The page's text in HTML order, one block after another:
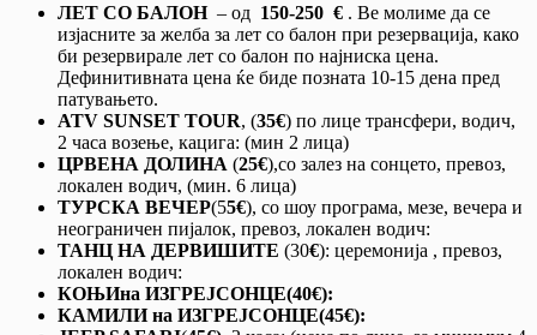
ЛЕТ СО БАЛОН– од 150-250 € . Ве молиме да се
изјасните за желба за лет со балон при резервација, како
би резервирале лет со балон по најниска цена.
Дефинитивната цена ќе биде позната 10-15 дена пред
патувањето.
ATV SUNSET TOUR, (35€) по лице трансфери, водич,
2 часа возење, кацига: (мин 2 лица)
ЦРВЕНА ДОЛИНА (25€),со залез на сонцето, превоз,
локален водич, (мин. 6 лица)
ТУРСКА ВЕЧЕР(55€), со шоу програма, мезе, вечера и
неограничен пијалок, превоз, локален водич:
ТАНЦ НА ДЕРВИШИТЕ (30€): церемонија , превоз,
локален водич:
КОЊИна ИЗГРЕЈСОНЦЕ(40€):
КАМИЛИ на ИЗГРЕЈСОНЦЕ(45€):